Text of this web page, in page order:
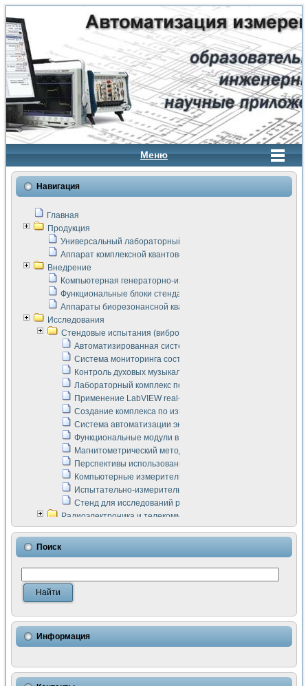
Меню
Навигация
Главная
Продукция
Универсальный лабораторный стенд "Сигнал-USB"
Аппарат комплексной квантовой терапии Интроскан
Внедрение
Компьютерная генераторно-измерительная система
Функциональные блоки стенда "Сигнал-USB"
Аппараты биорезонансной квантовой терапии серии СКАН
Исследования
Стендовые испытания (виброакустика, тензометрия и т.п.)
Автоматизированная система измерения параметров
Система мониторинга состояния тяговых
Контроль духовых музыкальных инструментов
Лабораторный комплекс по исследованию элементной
Применение LabVIEW real-time module для
Создание комплекса по измерению скорости подвижного
Система автоматизации экспериментальных
Функциональные модули в стандарте Nl SCXI для
Магнитометрический метод в дефектоскопии сварных
Перспективы использования машинного зрения в
Компьютерные измерительные системы для
Испытательно-измерительный комплекс аппаратуры для
Стенд для исследований рабочих процессов ДВС в
Радиоэлектроника и телекоммуникации
LabVIEW в расчетах радиолиний систем передачи данных
Аппаратно-программный комплекс для исследования
Виртуальный лабораторный стенд для исследования
Измерение шумовых параметров операционных
Измерительный преобразователь на основе цифровой
Использование NI LabVIEW для математического
Исследовние возможности создания измерителя ВАХ
Математическое моделирование генератора сигналов -
Применение осциллографического модуля с высоким
Поиск
Информация